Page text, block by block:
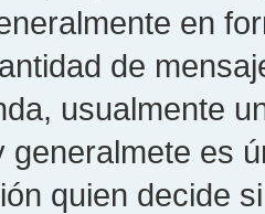
en
de
usualmente
generalmete es
quien decide